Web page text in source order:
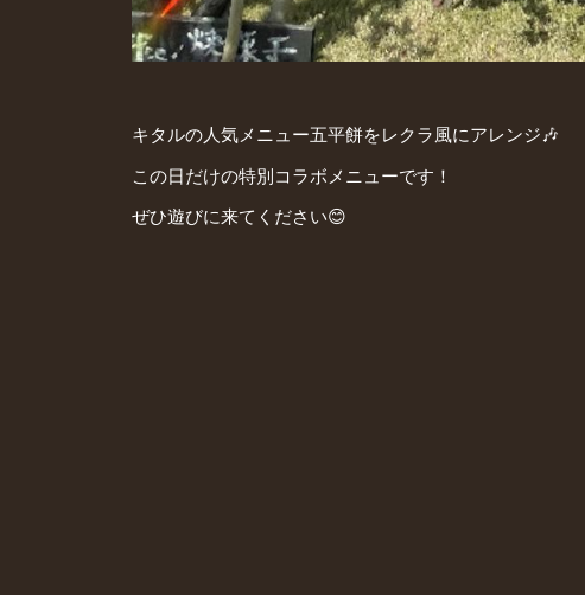
キタルの人気メニュー五平餅をレクラ風にアレンジ🎶
この日だけの特別コラボメニューです！
ぜひ遊びに来てください😊